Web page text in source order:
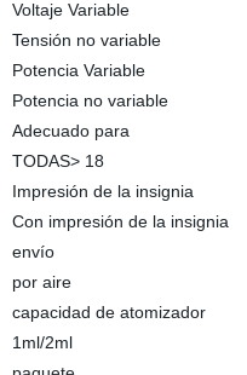
Voltaje Variable
Tensión no variable
Potencia Variable
Potencia no variable
Adecuado para
TODAS> 18
Impresión de la insignia
Con impresión de la insignia
envío
por aire
capacidad de atomizador
1ml/2ml